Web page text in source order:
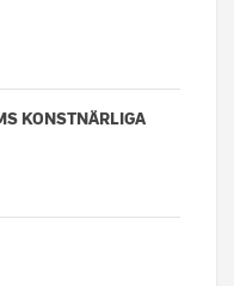
KONSTNÄRLIGA